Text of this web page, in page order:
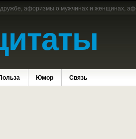
афоризмы о мужчинах и женщинах,
Юмор Связь